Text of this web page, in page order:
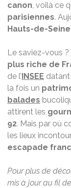
canon, voilà ce
parisiennes.
Hauts-de-Seine
Le saviez-vous ?
plus riche de
de l’INSEE datant
la fois un
balades
attirent les
92. Mais par où
les lieux
escapade
Pour plus de
mis à jour au fil